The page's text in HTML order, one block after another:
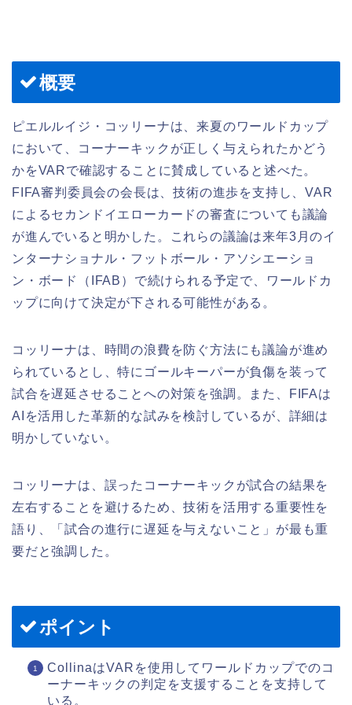
概要
ピエルルイジ・コッリーナは、来夏のワールドカップ
において、コーナーキックが正しく与えられたかどう
かをVARで確認することに賛成していると述べた。
FIFA審判委員会の会長は、技術の進歩を支持し、VAR
によるセカンドイエローカードの審査についても議論
が進んでいると明かした。これらの議論は来年3月のイ
ンターナショナル・フットボール・アソシエーショ
ン・ボード（IFAB）で続けられる予定で、ワールドカ
ップに向けて決定が下される可能性がある。
コッリーナは、時間の浪費を防ぐ方法にも議論が進め
られているとし、特にゴールキーパーが負傷を装って
試合を遅延させることへの対策を強調。また、FIFAは
AIを活用した革新的な試みを検討しているが、詳細は
明かしていない。
コッリーナは、誤ったコーナーキックが試合の結果を
左右することを避けるため、技術を活用する重要性を
語り、「試合の進行に遅延を与えないこと」が最も重
要だと強調した。
ポイント
CollinaはVARを使用してワールドカップでのコ
ーナーキックの判定を支援することを支持して
いる。